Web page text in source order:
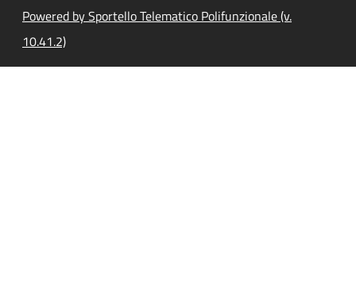
Powered by Sportello Telematico Polifunzionale (v.
10.41.2)